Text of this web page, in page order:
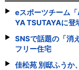
eスポーツチーム
YA TSUTAYAに登
SNSで話題の「消
フリー住宅
佳松苑 別邸ふうか